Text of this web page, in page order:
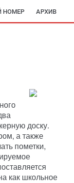
НОМЕР АРХИВ
доску.
а также
пометки,
как школьное